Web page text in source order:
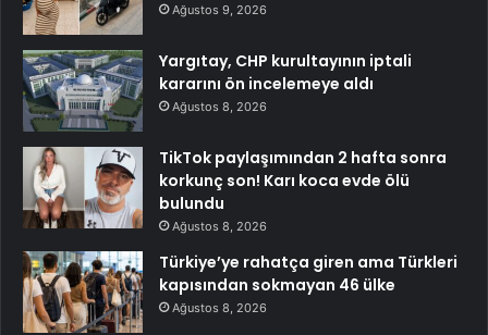
Ağustos 9, 2026
Yargıtay, CHP kurultayının iptali
kararını ön incelemeye aldı
Ağustos 8, 2026
TikTok paylaşımından 2 hafta sonra
korkunç son! Karı koca evde ölü
bulundu
Ağustos 8, 2026
Türkiye’ye rahatça giren ama Türkleri
kapısından sokmayan 46 ülke
Ağustos 8, 2026